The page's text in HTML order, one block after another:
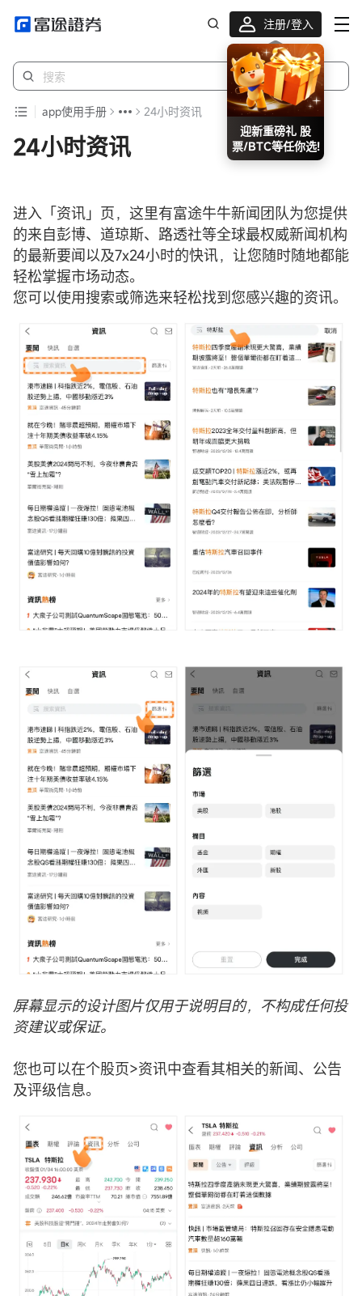
注册/登入
迎新重磅礼 股
票/BTC等任你选!
app使用手册 24小时资讯
24小时资讯
进入「资讯」页，这里有富途牛牛新闻团队为您提供
的来自彭博、道琼斯、路透社等全球最权威新闻机构
的最新要闻以及7x24小时的快讯，让您随时随地都能
轻松掌握市场动态。
您可以使用搜索或筛选来轻松找到您感兴趣的资讯。
屏幕显示的设计图片仅用于说明目的，不构成任何投
资建议或保证。
您也可以在个股页>资讯中查看其相关的新闻、公告
及评级信息。